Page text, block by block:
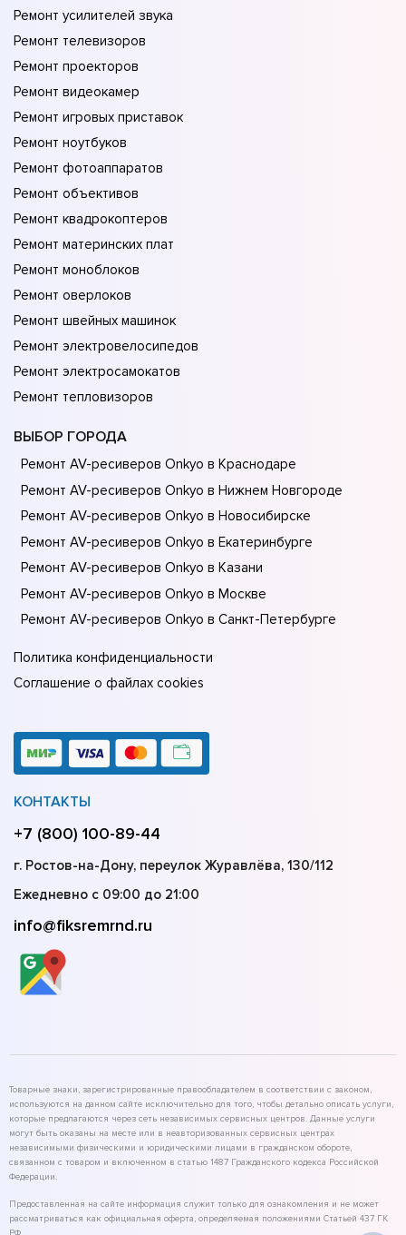
Ремонт усилителей звука
Ремонт телевизоров
Ремонт проекторов
Ремонт видеокамер
Ремонт игровых приставок
Ремонт ноутбуков
Ремонт фотоаппаратов
Ремонт объективов
Ремонт квадрокоптеров
Ремонт материнских плат
Ремонт моноблоков
Ремонт оверлоков
Ремонт швейных машинок
Ремонт электровелосипедов
Ремонт электросамокатов
Ремонт тепловизоров
ВЫБОР ГОРОДА
Ремонт AV-ресиверов Onkyo в Краснодаре
Ремонт AV-ресиверов Onkyo в Нижнем Новгороде
Ремонт AV-ресиверов Onkyo в Новосибирске
Ремонт AV-ресиверов Onkyo в Екатеринбурге
Ремонт AV-ресиверов Onkyo в Казани
Ремонт AV-ресиверов Onkyo в Москве
Ремонт AV-ресиверов Onkyo в Санкт-Петербурге
Политика конфиденциальности
Соглашение о файлах cookies
КОНТАКТЫ
+7 (800) 100-89-44
г. Ростов-на-Дону, переулок Журавлёва, 130/112
Ежедневно с 09:00 до 21:00
info@fiksremrnd.ru
Товарные знаки, зарегистрированные правообладателем в соответствии с законом,
используются на данном сайте исключительно для того, чтобы детально описать услуги,
которые предлагаются через сеть независимых сервисных центров. Данные услуги
могут быть оказаны на месте или в неавторизованных сервисных центрах
независимыми физическими и юридическими лицами в гражданском обороте,
связанном с товаром и включенном в статью 1487 Гражданского кодекса Российской
Федерации.
Предоставленная на сайте информация служит только для ознакомления и не может
рассматриваться как официальная оферта, определяемая положениями Статьей 437 ГК